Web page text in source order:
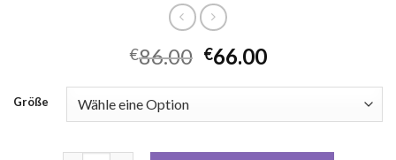
€86.00 €66.00
Größe